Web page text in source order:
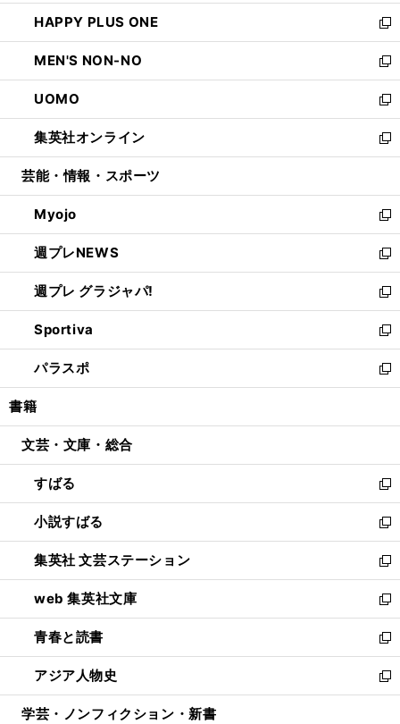
く
ウ
で
開
く
ン
ド
ウ
で
開
く
ウ
ィ
ン
ド
ウ
で
開
く
し
い
ウ
ィ
ン
ド
ウ
で
開
HAPPY PLUS ONE
新
し
い
ウ
ィ
ン
ド
ウ
開
く
MEN'S NON-NO
新
し
い
ウ
ィ
ン
ウ
で
開
く
UOMO
新
し
い
ウ
ン
ド
ウ
で
開
く
集英社オンライン
新
し
ウ
ィ
ン
ド
ウ
で
開
く
芸能・情報・スポーツ
Myojo
新
し
い
ウ
ィ
ン
ド
ウ
で
開
週プレNEWS
新
し
い
ウ
ィ
ン
ド
ウ
開
週プレ グラジャパ!
新
し
い
ウ
ィ
ン
ウ
開
く
Sportiva
新
し
い
ウ
ン
ウ
で
開
く
パラスポ
新
し
ウ
ン
ド
ウ
で
開
く
書籍
文芸・文庫・総合
すばる
新
し
い
ウ
ィ
ン
ド
ウ
で
開
く
小説すばる
新
し
い
ウ
ィ
ン
ド
ウ
で
開
集英社 文芸ステーション
新
し
い
ウ
ィ
ン
ド
ウ
web 集英社文庫
新
し
い
ウ
ィ
ン
青春と読書
新
し
い
ウ
アジア人物史
新
し
学芸・ノンフィクション・新書